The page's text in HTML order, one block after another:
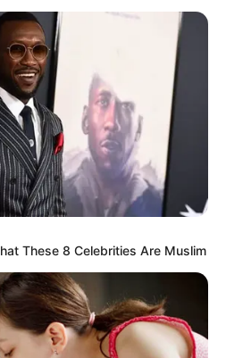
These 8 Celebrities Are Muslim